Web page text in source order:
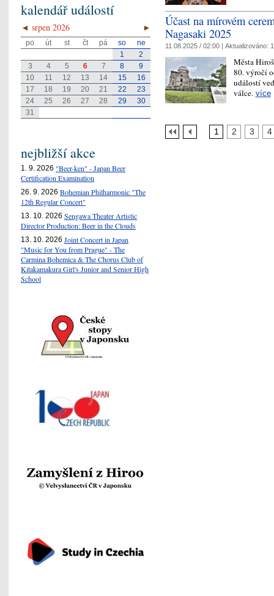
Účast na mírovém
Nagasaki 2025
11.08.2025 / 02:00 | Aktualizováno:
Města
80. výročí
událostí
válce. více
1 2 3 4
kalendář událostí
◄ ►
srpen 2026
po út st čt pá so
ne
1
2
3
4 5 6 7 8
9
10
11 12 13 14 15
16
17
18 19 20 21 22
23
24
25 26 27 28 29
30
31
nejbližší akce
1. 9. 2026 "Beer-ken" - Japan Beer
Certification Examination
26. 9. 2026 Bohemian Philharmonic "The
12th Regular Concert"
13. 10. 2026 Sengawa Theater Artistic
Director Production: Beer in the Clouds
13. 10. 2026 Joint Concert in Japan
"Music for You from Prague" - The
Carmina Bohemica & The Chorus Club of
Kitakamakura Girl's Junior and Senior High
School